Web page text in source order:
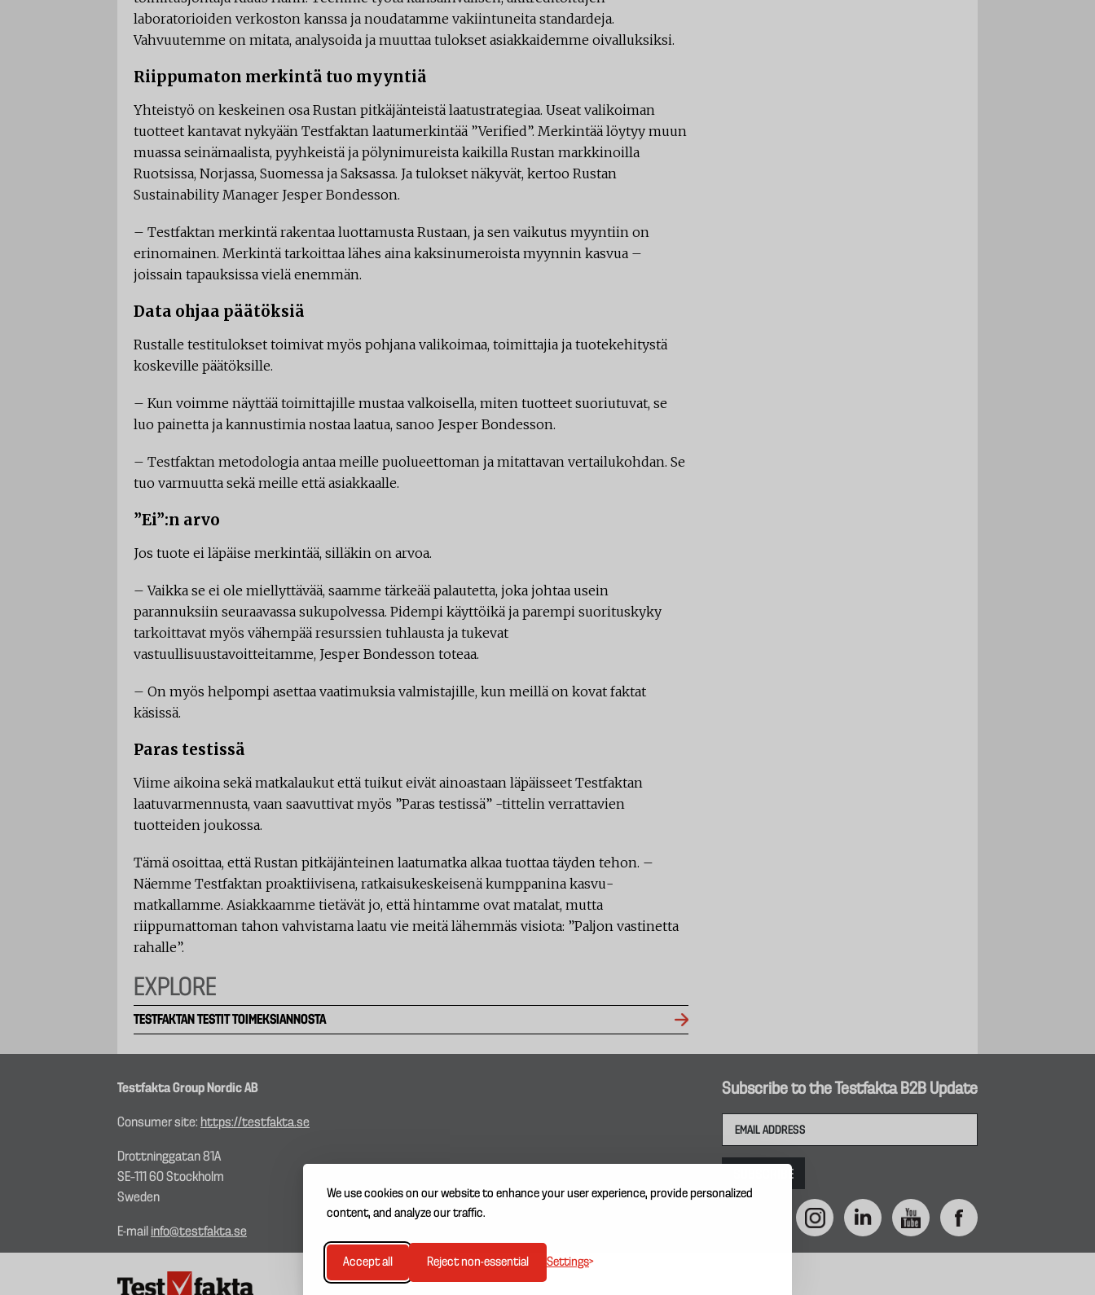
We use cookies on our website to enhance your user experience, provide personalized
content, and analyze our traffic.
Accept all Reject non-essential Settings
laboratorioiden verkoston kanssa ja noudatamme vakiintuneita standardeja.
Vahvuutemme on mitata, analysoida ja muuttaa tulokset asiakkaidemme oivalluksiksi.
Riippumaton merkintä tuo myyntiä
Yhteistyö on keskeinen osa Rustan pitkäjänteistä laatu­strategiaa. Useat valikoiman
tuotteet kantavat nykyään Testfaktan laatu­merkintää ”Verified”. Merkintää löytyy muun
muassa seinämaalista, pyyhkeistä ja pölynimureista kaikilla Rustan markkinoilla
Ruotsissa, Norjassa, Suomessa ja Saksassa. Ja tulokset näkyvät, kertoo Rustan
Sustainability Manager Jesper Bondesson.
– Testfaktan merkintä rakentaa luottamusta Rustaan, ja sen vaikutus myyntiin on
erinomainen. Merkintä tarkoittaa lähes aina kaksinumeroista myynnin kasvua –
joissain tapauksissa vielä enemmän.
Data ohjaa päätöksiä
Rustalle testitulokset toimivat myös pohjana valikoimaa, toimittajia ja tuotekehitystä
koskeville päätöksille.
– Kun voimme näyttää toimittajille mustaa valkoisella, miten tuotteet suoriutuvat, se
luo painetta ja kannustimia nostaa laatua, sanoo Jesper Bondesson.
– Testfaktan metodologia antaa meille puolueettoman ja mitattavan vertailukohdan. Se
tuo varmuutta sekä meille että asiakkaalle.
”Ei”:n arvo
Jos tuote ei läpäise merkintää, silläkin on arvoa.
– Vaikka se ei ole miellyttävää, saamme tärkeää palautetta, joka johtaa usein
parannuksiin seuraavassa sukupolvessa. Pidempi käyttöikä ja parempi suorituskyky
tarkoittavat myös vähempää resurssien tuhlausta ja tukevat
vastuullisuustavoitteitamme, Jesper Bondesson toteaa.
– On myös helpompi asettaa vaatimuksia valmistajille, kun meillä on kovat faktat
käsissä.
Paras testissä
Viime aikoina sekä matkalaukut että tuikut eivät ainoastaan läpäisseet Testfaktan
laatuvarmennusta, vaan saavuttivat myös ”Paras testissä” -tittelin verrattavien
tuotteiden joukossa.
Tämä osoittaa, että Rustan pitkäjänteinen laatu­matka alkaa tuottaa täyden tehon. –
Näemme Testfaktan proaktiivisena, ratkaisukeskeisenä kumppanina kasvu­
matkallamme. Asiakkaamme tietävät jo, että hintamme ovat matalat, mutta
riippumattoman tahon vahvistama laatu vie meitä lähemmäs visiota: ”Paljon vastinetta
rahalle”.
EXPLORE
TESTFAKTAN TESTIT TOIMEKSIANNOSTA
Testfakta Group Nordic AB
Consumer site: https://testfakta.se
Drottninggatan 81A
SE–111 60 Stockholm
Sweden
E-mail info@testfakta.se
Subscribe to the Testfakta B2B Update